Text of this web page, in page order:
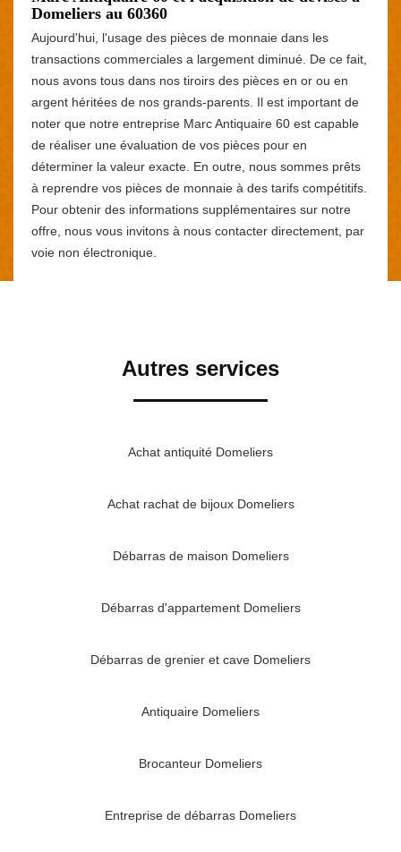
Domeliers au 60360
Aujourd'hui, l'usage des pièces de monnaie dans les
transactions commerciales a largement diminué. De ce fait,
nous avons tous dans nos tiroirs des pièces en or ou en
argent héritées de nos grands-parents. Il est important de
noter que notre entreprise Marc Antiquaire 60 est capable
de réaliser une évaluation de vos pièces pour en
déterminer la valeur exacte. En outre, nous sommes prêts
à reprendre vos pièces de monnaie à des tarifs compétitifs.
Pour obtenir des informations supplémentaires sur notre
offre, nous vous invitons à nous contacter directement, par
voie non électronique.
Autres services
Achat antiquité Domeliers
Achat rachat de bijoux Domeliers
Débarras de maison Domeliers
Débarras d'appartement Domeliers
Débarras de grenier et cave Domeliers
Antiquaire Domeliers
Brocanteur Domeliers
Entreprise de débarras Domeliers